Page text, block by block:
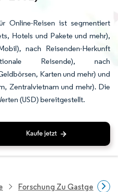
Online-Reisen ist segmentiert
Hotels und Pakete und mehr),
nach Reisenden-Herkunft
Reisende), nach
Karten und mehr) und
Zentralvietnam und mehr). Die
(USD) bereitgestellt.
Forschung Zu Gastgewerbe